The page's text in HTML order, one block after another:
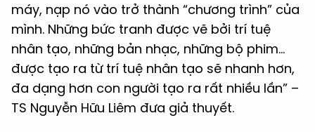
máy, nạp nó vào trở thành “chương trình” của
mình. Những bức tranh được vẽ bởi trí tuệ
nhân tạo, những bản nhạc, những bộ phim…
được tạo ra từ trí tuệ nhân tạo sẽ nhanh hơn,
đa dạng hơn con người tạo ra rất nhiều lần” –
TS Nguyễn Hữu Liêm đưa giả thuyết.